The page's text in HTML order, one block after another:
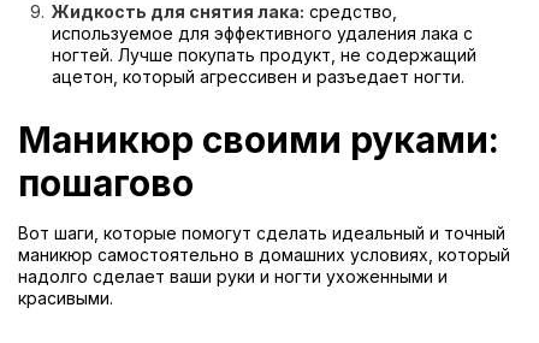
Жидкость для снятия лака: средство,
используемое для эффективного удаления лака с
ногтей. Лучше покупать продукт, не содержащий
ацетон, который агрессивен и разъедает ногти.
Маникюр своими руками:
пошагово
Вот шаги, которые помогут сделать идеальный и точный
маникюр самостоятельно в домашних условиях, который
надолго сделает ваши руки и ногти ухоженными и
красивыми.